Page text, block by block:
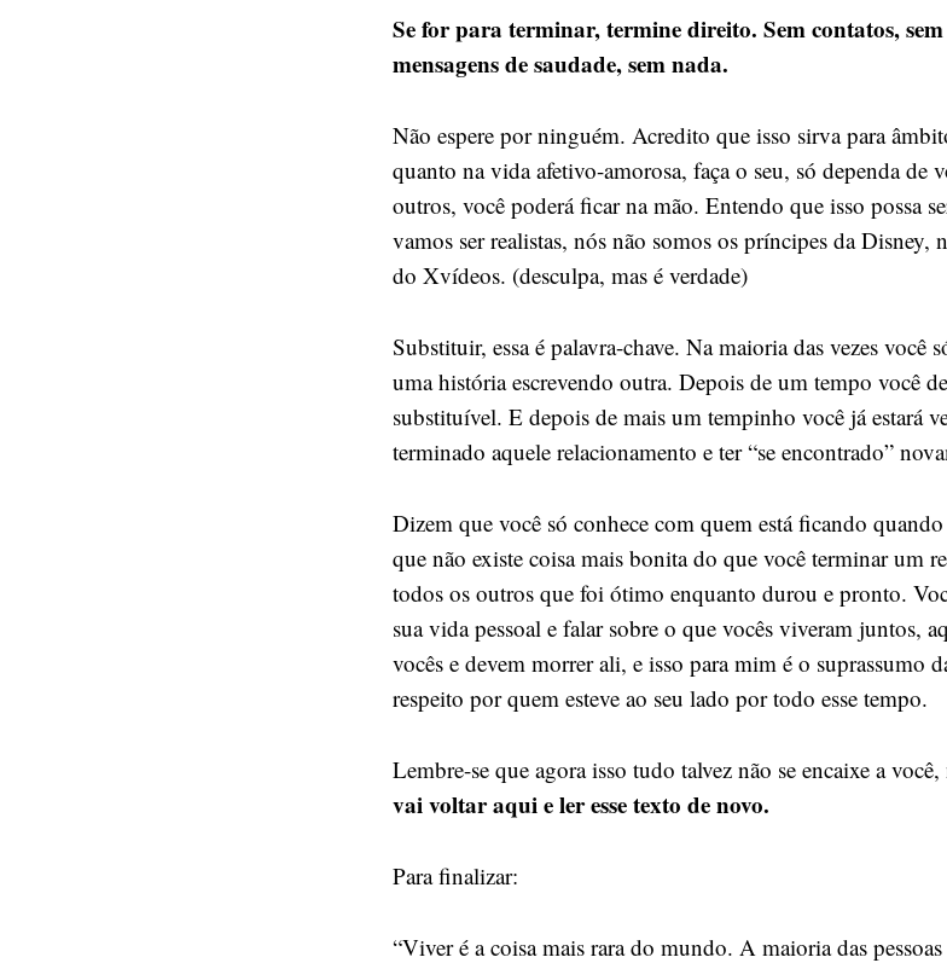
Se for para terminar, termine direito. Sem contatos, sem
mensagens de saudade, sem nada.
Não espere por ninguém. Acredito que isso sirva para
quanto na vida afetivo-amorosa, faça o seu, só dependa de
outros, você poderá ficar na mão. Entendo que isso possa
vamos ser realistas, nós não somos os príncipes da Disney,
do Xvídeos. (desculpa, mas é verdade)
Substituir, essa é palavra-chave. Na maioria das vezes você
uma história escrevendo outra. Depois de um tempo você
substituível. E depois de mais um tempinho você já estará
terminado aquele relacionamento e ter “se encontrado”
Dizem que você só conhece com quem está ficando
que não existe coisa mais bonita do que você terminar um
todos os outros que foi ótimo enquanto durou e pronto.
sua vida pessoal e falar sobre o que vocês viveram juntos,
vocês e devem morrer ali, e isso para mim é o suprassumo
respeito por quem esteve ao seu lado por todo esse tempo.
Lembre-se que agora isso tudo talvez não se encaixe a
vai voltar aqui e ler esse texto de novo.
Para finalizar:
“Viver é a coisa mais rara do mundo. A maioria das